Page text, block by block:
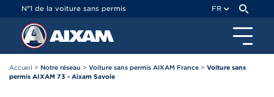
N°1 de la voiture sans permis FR
Accueil > Notre réseau > Voiture sans permis AIXAM France > Voiture sans
permis AIXAM 73 - Aixam Savoie
Panneau de gestion des cookies